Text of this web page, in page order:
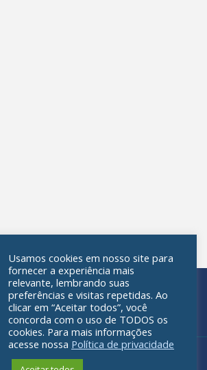
Política de privacidade
Usamos cookies em nosso site para
fornecer a experiência mais
relevante, lembrando suas
preferências e visitas repetidas. Ao
clicar em “Aceitar todos”, você
concorda com o uso de TODOS os
cookies. Para mais informações
acesse nossa Política de privacidade